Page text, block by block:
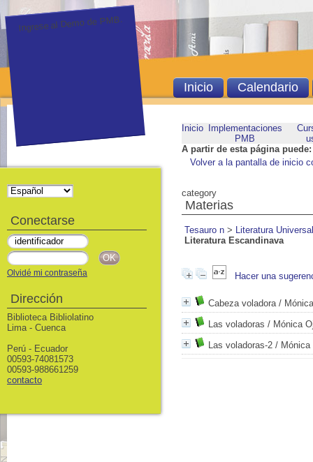
Inicio
Implementaciones
PMB
A partir de esta página puede:
Volver a la pantalla de inicio
category
Materias
Tesauro n > Literatura Universal
Literatura Escandinava
Hacer una
Cabeza voladora/
Las voladoras / Mónica
Las voladoras-2 / Mónica
Ingrese al Demo de PMB.
Inicio Calendario
Conectarse
Olvidé mi contraseña
Dirección
Biblioteca Bibliolatino
Lima - Cuenca
Perú - Ecuador
00593-74081573
00593-988661259
contacto